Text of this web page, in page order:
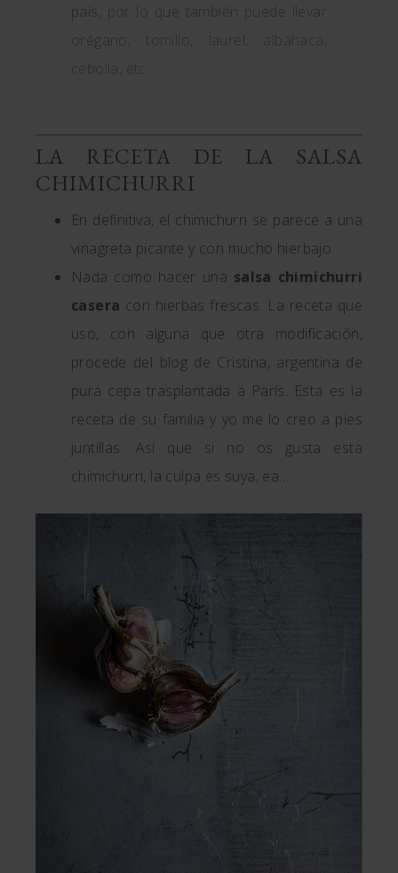
país, por lo que también puede llevar
orégano, tomillo, laurel, albahaca,
cebolla, etc.
LA RECETA DE LA SALSA
CHIMICHURRI
En definitiva, el chimichurri se parece a una
vinagreta picante y con mucho hierbajo.
Nada como hacer una salsa chimichurri
casera con hierbas frescas. La receta que
uso, con alguna que otra modificación,
procede del blog de Cristina, argentina de
pura cepa trasplantada a París. Esta es la
receta de su familia y yo me lo creo a pies
juntillas. Así que si no os gusta esta
chimichurri, la culpa es suya, ea…